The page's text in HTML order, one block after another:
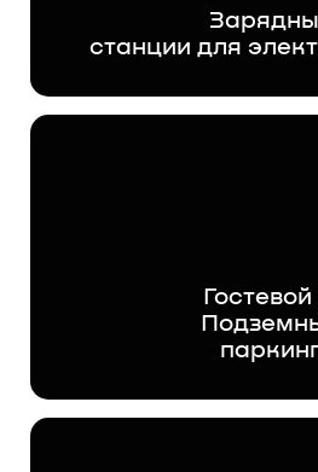
станции для
Гостевой